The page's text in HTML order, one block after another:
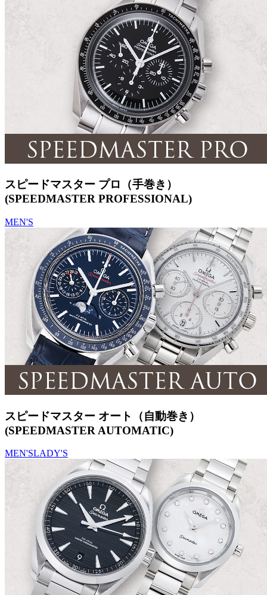
スピードマスター プロ（手巻き）
(SPEEDMASTER PROFESSIONAL)
MEN'S
スピードマスター オート（自動巻き）
(SPEEDMASTER AUTOMATIC)
MEN'SLADY'S